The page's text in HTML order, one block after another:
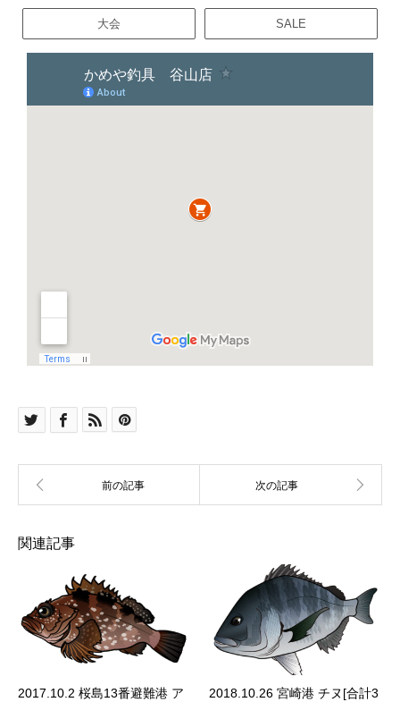
大会 SALE
関連記事
2017.10.2 桜島13番避難港 ア
2018.10.26 宮崎港 チヌ[合計3